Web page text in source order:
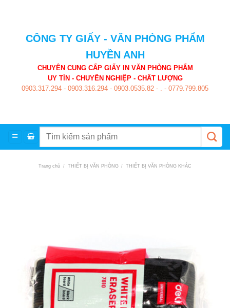
CÔNG TY GIẤY - VĂN PHÒNG PHẨM
HUYỀN ANH
CHUYÊN CUNG CẤP GIẤY IN VĂN PHÒNG PHẨM
UY TÍN - CHUYÊN NGHIỆP - CHẤT LƯỢNG
0903.317.294 - 0903.316.294 - 0903.0535.82 - . - 0779.799.805
Trang chủ / THIẾT BỊ VĂN PHÒNG / THIẾT BỊ VĂN PHÒNG KHÁC